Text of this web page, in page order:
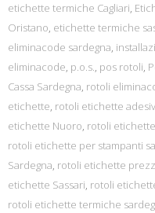
etichette termiche Cagliari,
Oristano, etichette termiche
eliminacode sardegna,
eliminacode, p.o.s., pos rotoli,
Cassa Sardegna, rotoli
etichette, rotoli etichette
etichette Nuoro, rotoli
rotoli etichette per stampanti
Sardegna, rotoli etichette
etichette Sassari, rotoli
rotoli etichette termiche